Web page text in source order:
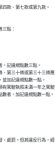
四款、第七款或第九款。
三點：
記違規點數三點。
、第三十條或第三十三條應
加記違規點數一點。
有駕駛執照未滿一年之駕駛
數者，加記違規點數一點。
、處罰。但其違反行為，經